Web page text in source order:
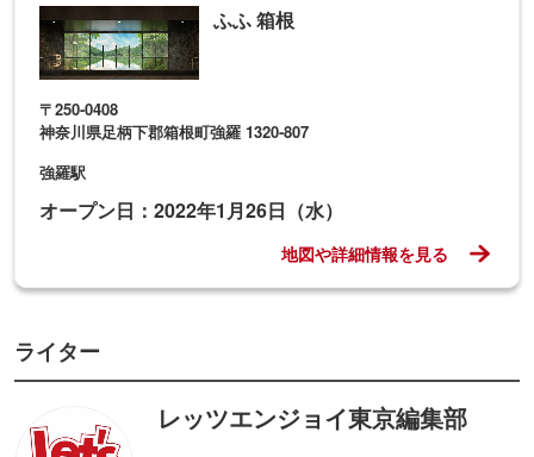
ふふ 箱根
〒250-0408
神奈川県足柄下郡箱根町強羅 1320-807
強羅駅
オープン日：2022年1月26日（水）
地図や詳細情報を見る
ライター
レッツエンジョイ東京編集部